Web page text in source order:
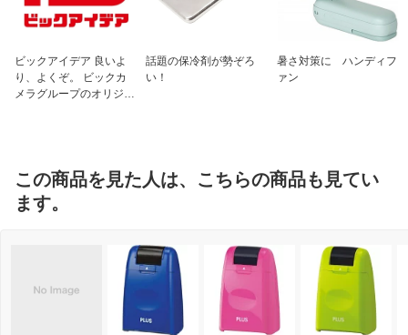
ビックアイデア 良いよ
り、よくぞ。 ビックカ
メラグループのオリジナ
話題の保冷剤が勢ぞろ
い！
暑さ対策に ハンディフ
ァン
この商品を見た人は、こちらの商品も見てい
ます。